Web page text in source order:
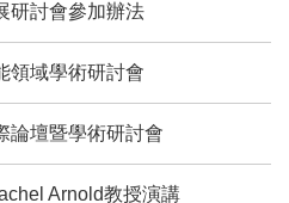
研討會參加辦法
領域學術研討會
論壇暨學術研討會
Arnold教授演講